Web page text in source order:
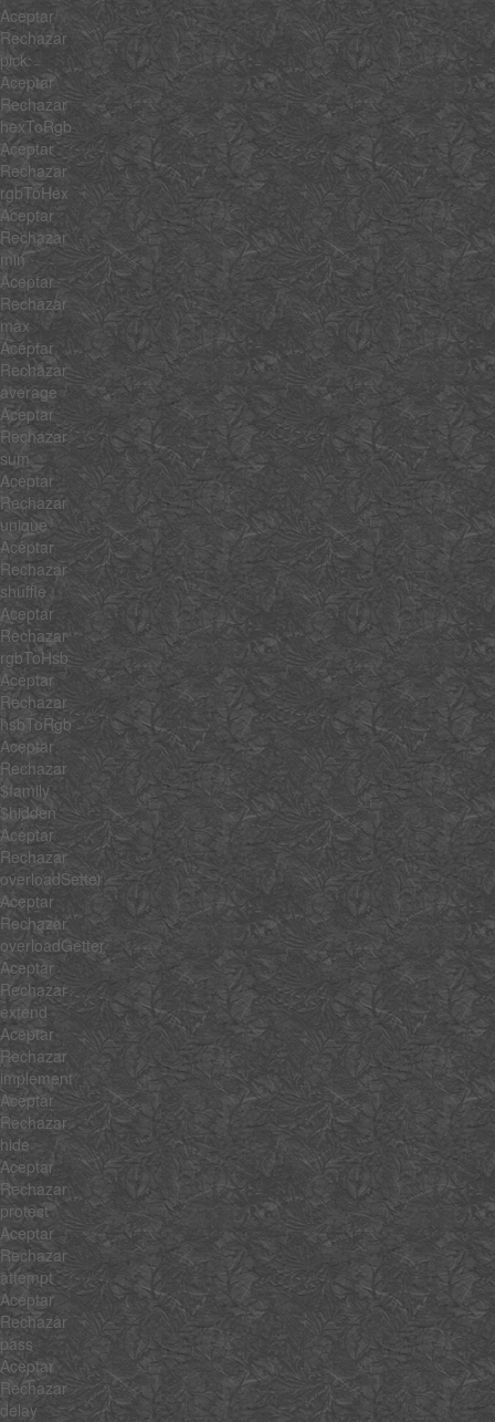
Aceptar
Rechazar
pick
Aceptar
Rechazar
hexToRgb
Aceptar
Rechazar
rgbToHex
Aceptar
Rechazar
min
Aceptar
Rechazar
max
Aceptar
Rechazar
average
Aceptar
Rechazar
sum
Aceptar
Rechazar
unique
Aceptar
Rechazar
shuffle
Aceptar
Rechazar
rgbToHsb
Aceptar
Rechazar
hsbToRgb
Aceptar
Rechazar
$family
$hidden
Aceptar
Rechazar
overloadSetter
Aceptar
Rechazar
overloadGetter
Aceptar
Rechazar
extend
Aceptar
Rechazar
implement
Aceptar
Rechazar
hide
Aceptar
Rechazar
protect
Aceptar
Rechazar
attempt
Aceptar
Rechazar
pass
Aceptar
Rechazar
delay